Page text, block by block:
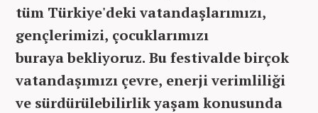
tüm Türkiye'deki vatandaşlarımızı,
gençlerimizi, çocuklarımızı
buraya bekliyoruz. Bu festivalde birçok
vatandaşımızı çevre, enerji verimliliği
ve sürdürülebilirlik yaşam konusunda